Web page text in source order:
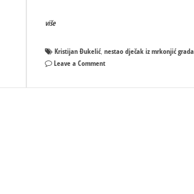
više
Kristijan Đukelić,nestao dječak iz mrkonjić grada
Leave a Commenton
Kristijan